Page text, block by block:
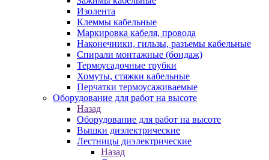
Изолента
Клеммы кабельные
Маркировка кабеля, провода
Наконечники, гильзы, разъемы кабельные
Спирали монтажные (бондаж)
Термоусадочные трубки
Хомуты, стяжки кабельные
Перчатки термоусаживаемые
Оборудование для работ на высоте
Назад
Оборудование для работ на высоте
Вышки диэлектрические
Лестницы диэлектрические
Назад